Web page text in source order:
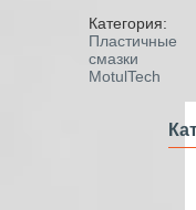
Категория:
Пластичные
смазки
MotulTech